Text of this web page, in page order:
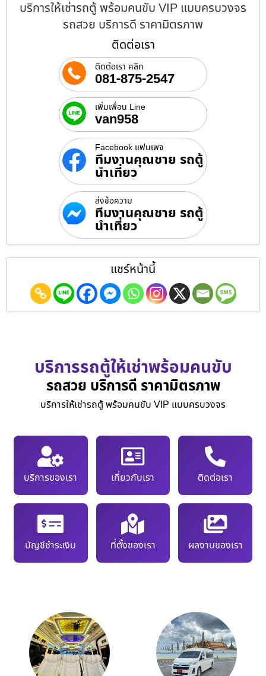
บริการให้เช่ารถตู้ พร้อมคนขับ VIP แบบครบวงจร
รถสวย บริการดี ราคามิตรภาพ
ติดต่อเรา
ติดต่อเรา คลิก
081-875-2547
เพิ่มเพื่อน Line
van958
Facebook แฟนเพจ
ทีมงานคุณชาย รถตู้
นำเที่ยว
ส่งข้อความ
ทีมงานคุณชาย รถตู้
นำเที่ยว
แชร์หน้านี้
บริการรถตู้ให้เช่าพร้อมคนขับ
รถสวย บริการดี ราคามิตรภาพ
บริการให้เช่ารถตู้ พร้อมคนขับ VIP แบบครบวงจร
บริการของเรา เกี่ยวกับเรา ติดต่อเรา
บัญชีชำระเงิน ที่ตั้งของเรา ผลงานของเรา